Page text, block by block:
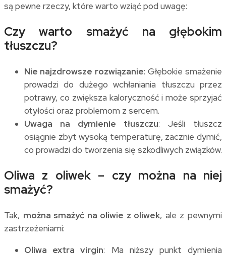
są pewne rzeczy, które warto wziąć pod uwagę:
Czy warto smażyć na głębokim
tłuszczu?
Nie najzdrowsze rozwiązanie: Głębokie smażenie
prowadzi do dużego wchłaniania tłuszczu przez
potrawy, co zwiększa kaloryczność i może sprzyjać
otyłości oraz problemom z sercem.
Uwaga na dymienie tłuszczu: Jeśli tłuszcz
osiągnie zbyt wysoką temperaturę, zacznie dymić,
co prowadzi do tworzenia się szkodliwych związków.
Oliwa z oliwek – czy można na niej
smażyć?
Tak, można smażyć na oliwie z oliwek, ale z pewnymi
zastrzeżeniami:
Oliwa extra virgin: Ma niższy punkt dymienia